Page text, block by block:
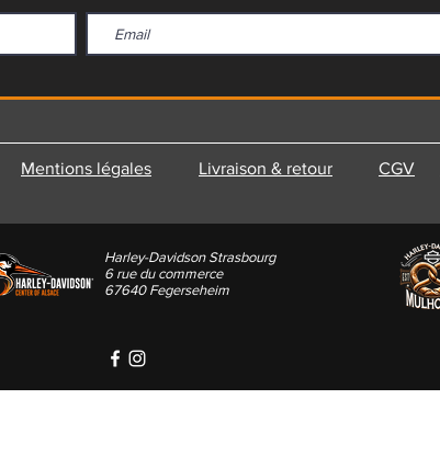
Mentions légales Livraison & retour CGV
Harley-Davidson Strasbourg
6 rue du commerce
67640 Fegerseheim